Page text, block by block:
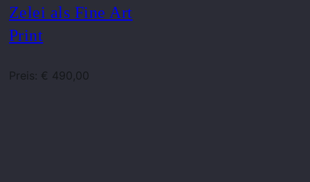
Zelei als Fine Art
Print
Preis: € 490,00